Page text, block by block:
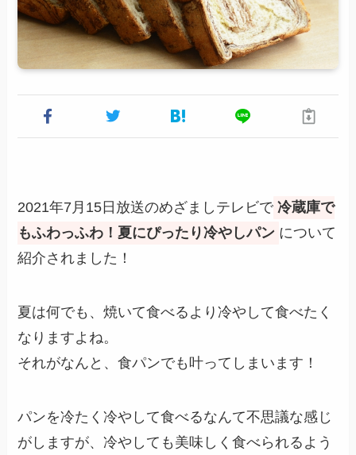
2021年7月15日放送のめざましテレビで 冷蔵庫で
もふわっふわ！夏にぴったり冷やしパン について
紹介されました！
夏は何でも、焼いて食べるより冷やして食べたく
なりますよね。
それがなんと、食パンでも叶ってしまいます！
パンを冷たく冷やして食べるなんて不思議な感じ
がしますが、冷やしても美味しく食べられるよう